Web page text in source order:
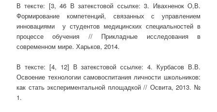
В тексте: [3, 46 В затекстовой ссылке: 3. Ивахненок О,В.
Формирование компетенций, связанных с управлением
инновациями у студентов медицинских специальностей в
процессе обучения // Прикладные исследования в
современном мире. Харьков, 2014.
В тексте: [4, 12] В затекстовой ссылке: 4. Курбасов В.В.
Освоение технологии самовоспитания личности школьников:
как стать экспериментальной площадкой // Освита, 2013. №
1.